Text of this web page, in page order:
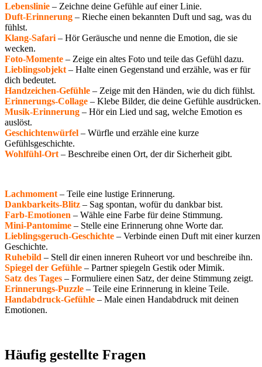
Lebenslinie – Zeichne deine Gefühle auf einer Linie.
Duft-Erinnerung – Rieche einen bekannten Duft und sag, was du
fühlst.
Klang-Safari – Hör Geräusche und nenne die Emotion, die sie
wecken.
Foto-Momente – Zeige ein altes Foto und teile das Gefühl dazu.
Lieblingsobjekt – Halte einen Gegenstand und erzähle, was er für
dich bedeutet.
Handzeichen-Gefühle – Zeige mit den Händen, wie du dich fühlst.
Erinnerungs-Collage – Klebe Bilder, die deine Gefühle ausdrücken.
Musik-Erinnerung – Hör ein Lied und sag, welche Emotion es
auslöst.
Geschichtenwürfel – Würfle und erzähle eine kurze
Gefühlsgeschichte.
Wohlfühl-Ort – Beschreibe einen Ort, der dir Sicherheit gibt.
Lachmoment – Teile eine lustige Erinnerung.
Dankbarkeits-Blitz – Sag spontan, wofür du dankbar bist.
Farb-Emotionen – Wähle eine Farbe für deine Stimmung.
Mini-Pantomime – Stelle eine Erinnerung ohne Worte dar.
Lieblingsgeruch-Geschichte – Verbinde einen Duft mit einer kurzen
Geschichte.
Ruhebild – Stell dir einen inneren Ruheort vor und beschreibe ihn.
Spiegel der Gefühle – Partner spiegeln Gestik oder Mimik.
Satz des Tages – Formuliere einen Satz, der deine Stimmung zeigt.
Erinnerungs-Puzzle – Teile eine Erinnerung in kleine Teile.
Handabdruck-Gefühle – Male einen Handabdruck mit deinen
Emotionen.
Häufig gestellte Fragen